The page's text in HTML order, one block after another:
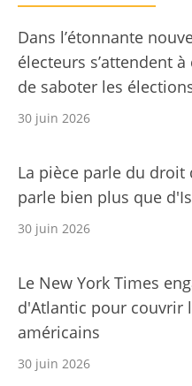
Dans l’étonnante
électeurs s’attendent
de saboter les
30 juin 2026
La pièce parle du droit
parle bien plus que
30 juin 2026
Le New York Times
d'Atlantic pour couvrir
américains
30 juin 2026